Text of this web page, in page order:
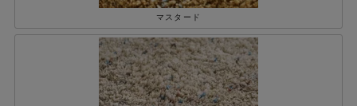
マスタード